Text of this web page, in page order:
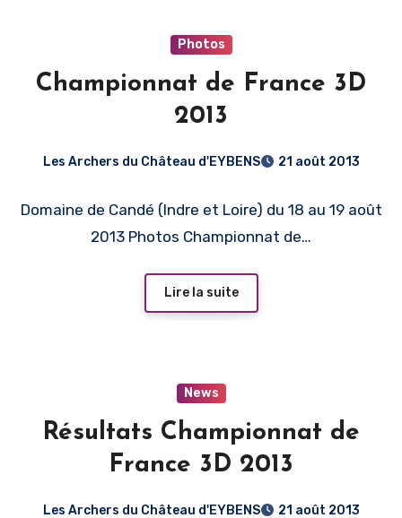
Photos
Championnat de France 3D
2013
Les Archers du Château d'EYBENS 21 août 2013
Domaine de Candé (Indre et Loire) du 18 au 19 août
2013 Photos Championnat de…
Lire la suite
News
Résultats Championnat de
France 3D 2013
Les Archers du Château d'EYBENS 21 août 2013